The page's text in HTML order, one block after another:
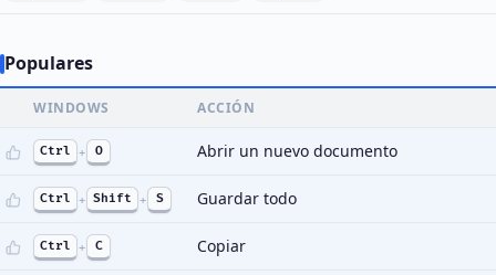
Populares
WINDOWS ACCIÓN
Ctrl + O Abrir un nuevo documento
Ctrl + Shift + S Guardar todo
Ctrl + C Copiar